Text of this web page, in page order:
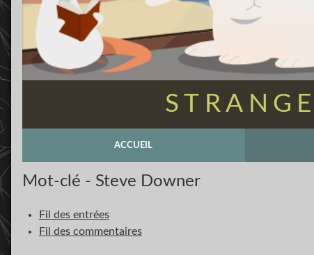
ACCUEIL
Mot-clé - Steve Downer
Fil des entrées
Fil des commentaires